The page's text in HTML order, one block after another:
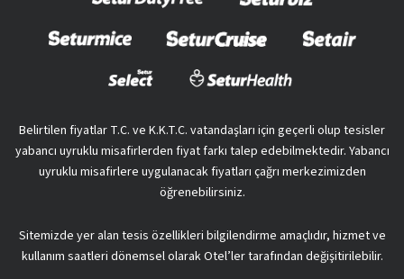
Belirtilen fiyatlar T.C. ve K.K.T.C. vatandaşları için geçerli olup tesisler
yabancı uyruklu misafirlerden fiyat farkı talep edebilmektedir. Yabancı
uyruklu misafirlere uygulanacak fiyatları çağrı merkezimizden
öğrenebilirsiniz.
Sitemizde yer alan tesis özellikleri bilgilendirme amaçlıdır, hizmet ve
kullanım saatleri dönemsel olarak Otel’ler tarafından değişitirilebilir.